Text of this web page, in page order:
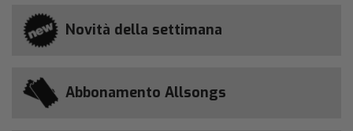
Novità della settimana
Abbonamento Allsongs